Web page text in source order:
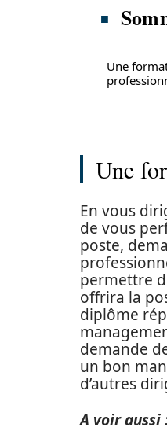
Une
Une
En vous
de vous
poste,
permettre
offrira la
diplôme
demande
un bon
d’autres
A voir aussi